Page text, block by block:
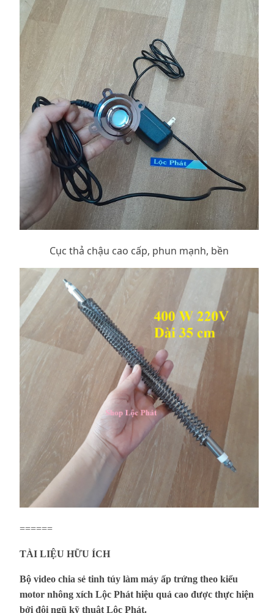
Cục thả chậu cao cấp, phun mạnh, bền
======
TÀI LIỆU HỮU ÍCH
Bộ video chia sẻ tinh túy làm máy ấp trứng theo kiểu
motor nhông xích Lộc Phát hiệu quả cao được thực hiện
bởi đội ngũ kỹ thuật Lộc Phát.